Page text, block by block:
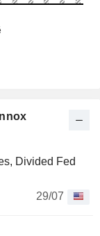
Divided Fed
29/07